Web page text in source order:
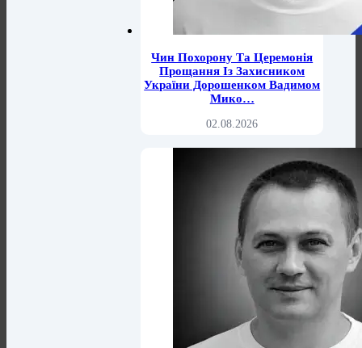
Чин Похорону Та Церемонія
Прощання Із Захисником
України Дорошенком Вадимом
Мико…
02.08.2026